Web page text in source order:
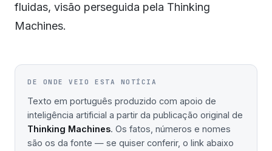
fluidas, visão perseguida pela Thinking
Machines.
DE ONDE VEIO ESTA NOTÍCIA
Texto em português produzido com apoio de
inteligência artificial a partir da publicação original de
Thinking Machines. Os fatos, números e nomes
são os da fonte — se quiser conferir, o link abaixo